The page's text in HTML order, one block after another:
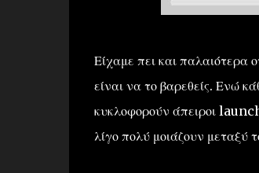
Είχαμε πει και παλαιότερα
είναι να το βαρεθείς. Ενώ
κυκλοφορούν άπειροι
λίγο πολύ μοιάζουν μεταξύ